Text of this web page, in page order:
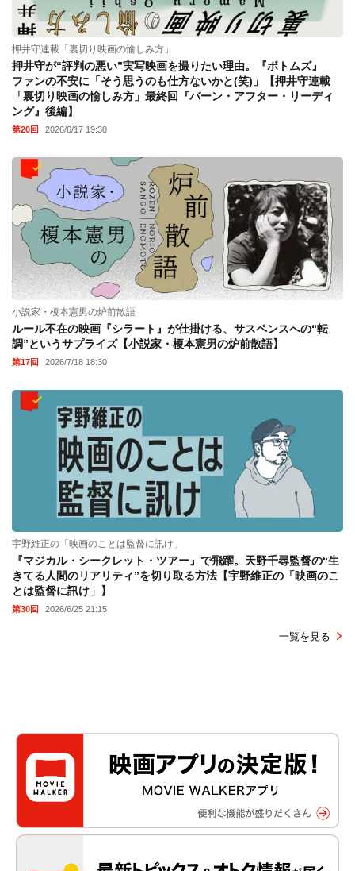
押井守連載「裏切り映画の愉しみ方」
押井守が“評判の悪い”実写映画を撮りたい理由。『ボトムズ』
ファンの不安に「そう思うのも仕方ないかと(笑)」【押井守連載
「裏切り映画の愉しみ方」最終回『バーン・アフター・リーディ
ング』後編】
第20回 2026/6/17 19:30
小説家・榎本憲男の炉前散語
ルール不在の映画『シラート』が仕掛ける、サスペンスへの“転
調”というサプライズ【小説家・榎本憲男の炉前散語】
第17回 2026/7/18 18:30
宇野維正の「映画のことは監督に訊け」
『マジカル・シークレット・ツアー』で飛躍。天野千尋監督の“生
きてる人間のリアリティ”を切り取る方法【宇野維正の「映画のこ
とは監督に訊け」】
第30回 2026/6/25 21:15
一覧を見る